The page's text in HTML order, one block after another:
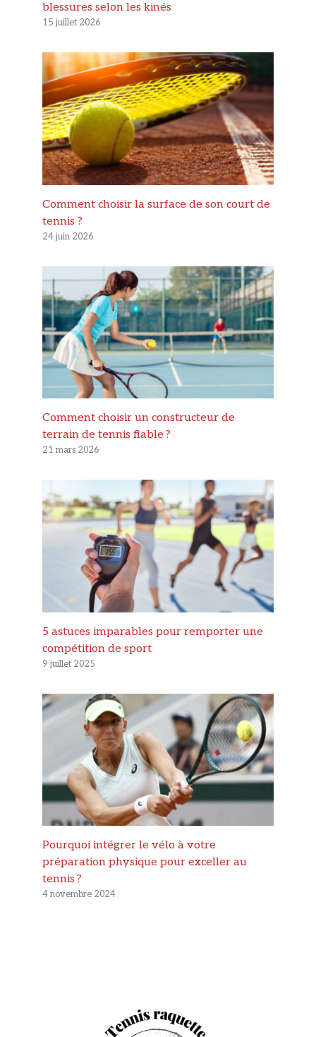
blessures selon les kinés
15 juillet 2026
Comment choisir la surface de son court de
tennis ?
24 juin 2026
Comment choisir un constructeur de
terrain de tennis fiable ?
21 mars 2026
5 astuces imparables pour remporter une
compétition de sport
9 juillet 2025
Pourquoi intégrer le vélo à votre
préparation physique pour exceller au
tennis ?
4 novembre 2024